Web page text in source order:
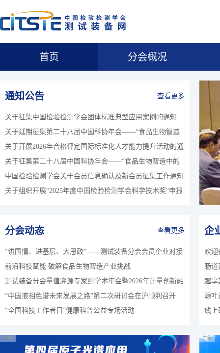
首页 分会概况
通知公告 查看更多
关于征集中国检验检测学会团体标准典型应用案例的通知
关于延期征集第二十八届中国科协年会——“食品生物智造
中的前沿争议与产业挑战”和“未来食品制造与产品创制”专
题论坛论文的通知
关于开展2026年合格评定国际标准化人才能力提升活动的通
知
关于征集第二十八届中国科协年会——“食品生物智造中的
前沿争议与产业挑战”和“未来食品制造与产品创制”专题论
坛论文的通知
中国检验检测学会关于会员信息确认及新会员征集工作通知
关于组织开展“2025年度中国检验检测学会科学技术奖”申报
分会动态 查看更多
“讲国情、进基层、大思政”——测试装备分会会员企业对接
清华大学师生暑期思政社会实践活动
前沿科技赋能 破解食品生物智造产业挑战
测试装备分会量值溯源专家组学术年会暨2026年计量创新融
合产业需求学术交流会在京成功举办
“中国液相色谱未来发展之路”第二次研讨会在沪顺利召开
“全国科技工作者日”健康科普公益专场活动
企
欢迎
肠道
趣享
圆满
源叶
线上
广告 广告